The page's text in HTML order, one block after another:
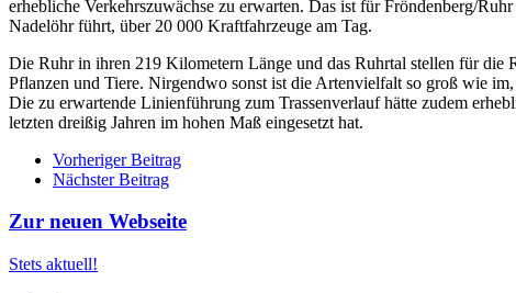
erhebliche Verkehrszuwächse zu erwarten. Das ist für Fröndenberg/
Nadelöhr führt, über 20 000 Kraftfahrzeuge am Tag.
Die Ruhr in ihren 219 Kilometern Länge und das Ruhrtal stellen für die
Pflanzen und Tiere. Nirgendwo sonst ist die Artenvielfalt so groß wie
Die zu erwartende Linienführung zum Trassenverlauf hätte zudem
letzten dreißig Jahren im hohen Maß eingesetzt hat.
Beitrags
Navigation
Vorheriger Beitrag
Nächster Beitrag
Zur neuen Webseite
Stets aktuell!